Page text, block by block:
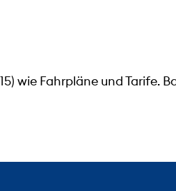
wie Fahrpläne und Tarife.